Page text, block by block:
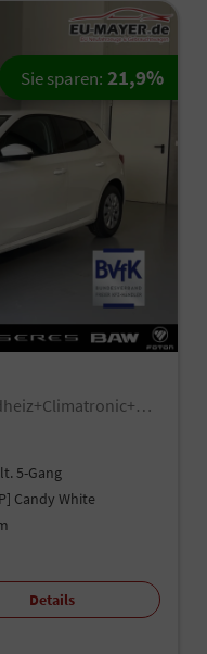
Selection 95PS GV4+Sitzheiz+Lenkradheiz+Climatronic+Sunset+AppConnect+PDC
5-Gang
Candy White
Sie sparen: 21,9%
Details